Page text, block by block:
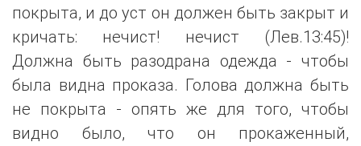
покрыта, и до уст он должен быть закрыт и
кричать: нечист! нечист (Лев.13:45)!
Должна быть разодрана одежда - чтобы
была видна проказа. Голова должна быть
не покрыта - опять же для того, чтобы
видно было, что он прокаженный,